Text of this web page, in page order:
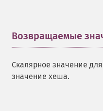
Возвращаемые
Скалярное значение
значение хеша.